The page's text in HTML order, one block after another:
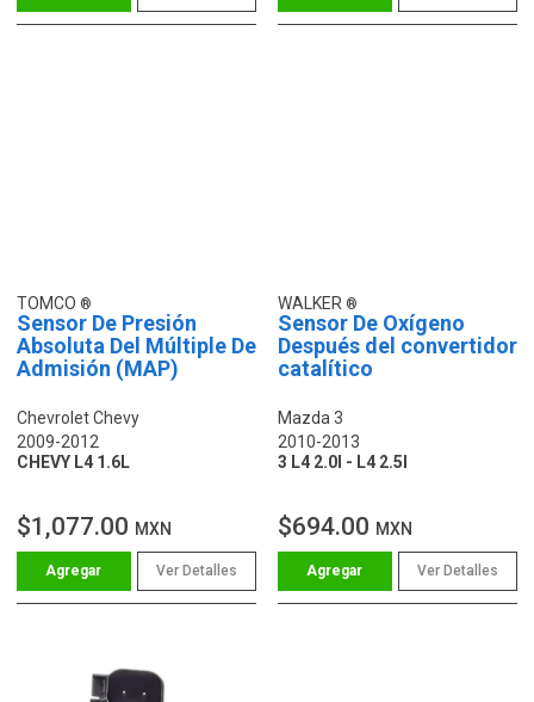
TOMCO
Sensor De Presión
Absoluta Del Múltiple De
Admisión (MAP)
Chevrolet Chevy
2009-2012
CHEVY L4 1.6L
$1,077.00 MXN
Ver Detalles
WALKER
Sensor De Oxígeno
Después del convertidor
catalítico
Mazda 3
2010-2013
3 L4 2.0l - L4 2.5l
$694.00 MXN
Ver Detalles